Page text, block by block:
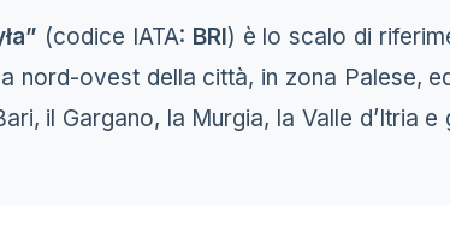
(codice IATA: BRI) è lo scalo di
nord-ovest della città, in zona Palese,
il Gargano, la Murgia, la Valle d’Itria e